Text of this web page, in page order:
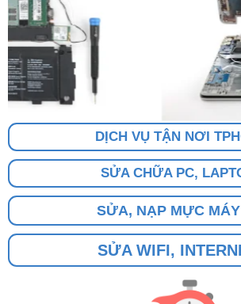
DỊCH VỤ TẬN NƠI
SỬA CHỮA PC,
SỬA, NẠP MỰC
SỬA WIFI,